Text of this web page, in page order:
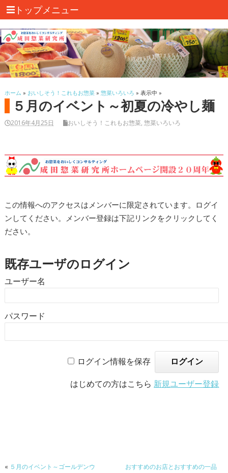
トップメニュー
ホーム » おいしそう！これもお惣菜» 惣菜いろいろ » 表示中 »
５月のイベント～初夏の冷やし麺
2016年4月25日 おいしそう！これもお惣菜, 惣菜いろいろ
この情報へのアクセスはメンバーに限定されています。ログイ
ンしてください。メンバー登録は下記リンクをクリックしてく
ださい。
既存ユーザのログイン
ユーザー名
パスワード
ログイン情報を保存
はじめての方はこちら 新規ユーザー登録
« ５月のイベント～ゴールデンウ
おすすめのお店とおすすめの一品